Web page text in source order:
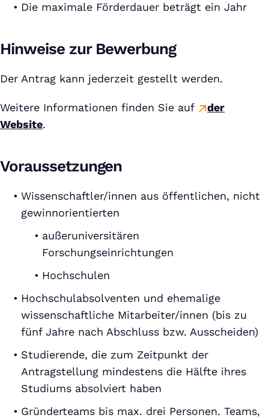
Die maximale Förderdauer beträgt ein Jahr
Hinweise zur Bewerbung
Der Antrag kann jederzeit gestellt werden.
Weitere Informationen finden Sie auf
der
Website.
Voraussetzungen
Wissenschaftler/innen aus öffentlichen, nicht
gewinnorientierten
außeruniversitären
Forschungseinrichtungen
Hochschulen
Hochschulabsolventen und ehemalige
wissenschaftliche Mitarbeiter/innen (bis zu
fünf Jahre nach Abschluss bzw. Ausscheiden)
Studierende, die zum Zeitpunkt der
Antragstellung mindestens die Hälfte ihres
Studiums absolviert haben
Gründerteams bis max. drei Personen. Teams,